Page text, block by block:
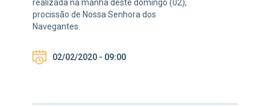
realizada na manhã deste domingo (02),
procissão de Nossa Senhora dos
Navegantes.
02/02/2020 - 09:00